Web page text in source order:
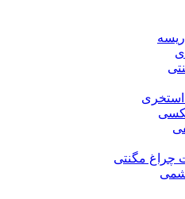
چراغ مگنتی